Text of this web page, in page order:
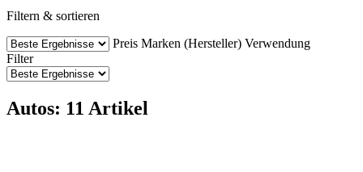
Filtern & sortieren
Preis Marken (Hersteller) Verwendung
Filter
Autos: 11 Artikel